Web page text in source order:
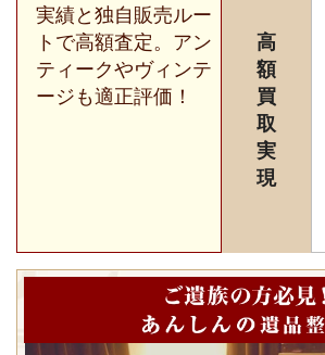
実績と独自販売ルー
トで高額査定。アン
ティークやヴィンテ
ージも適正評価！
高
額
買
取
実
現